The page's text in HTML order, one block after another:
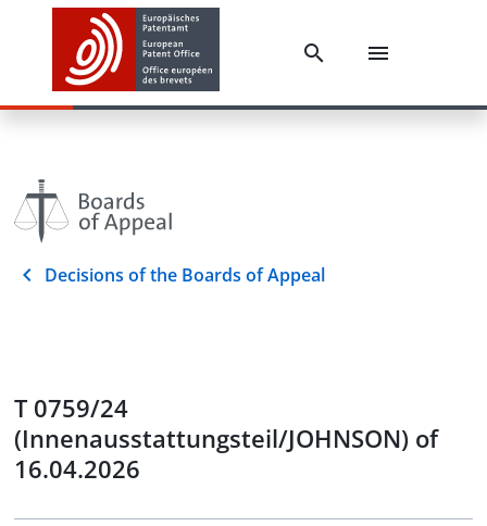
Decisions of the Boards of Appeal
T 0759/24
(Innenausstattungsteil/JOHNSON) of
16.04.2026